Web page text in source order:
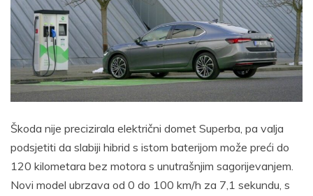
Škoda nije precizirala električni domet Superba, pa valja
podsjetiti da slabiji hibrid s istom baterijom može preći do
120 kilometara bez motora s unutrašnjim sagorijevanjem.
Novi model ubrzava od 0 do 100 km/h za 7,1 sekundu, s